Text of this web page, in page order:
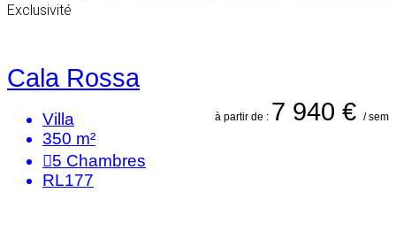
Exclusivité
Cala Rossa
à partir de : 7 940 € / sem
Villa
350 m²
5 Chambres
RL177